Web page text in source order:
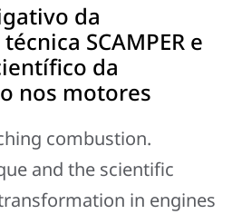
da
SCAMPER e
da
nos motores
combustion.
and the scientific
in engines